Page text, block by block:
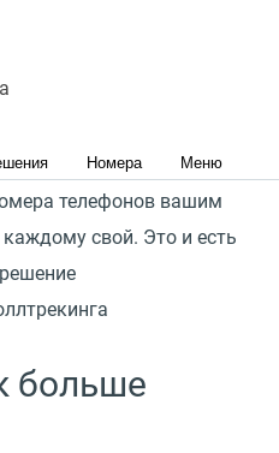
Номера Меню
только собираетесь
функционал
по максимуму
телефонов вашим
свой. Это и есть
больше